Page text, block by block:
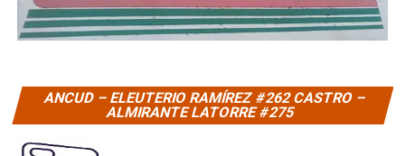
ANCUD – ELEUTERIO RAMÍREZ #262 CASTRO –
ALMIRANTE LATORRE #275